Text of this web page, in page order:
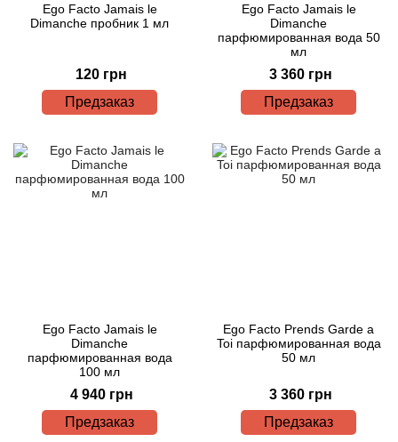
Ego Facto Jamais le
Dimanche пробник 1 мл
120 грн
Предзаказ
Ego Facto Jamais le
Dimanche
парфюмированная вода 50
мл
3 360 грн
Предзаказ
Ego Facto Jamais le
Dimanche
парфюмированная вода
100 мл
4 940 грн
Предзаказ
Ego Facto Prends Garde a
Toi парфюмированная вода
50 мл
3 360 грн
Предзаказ